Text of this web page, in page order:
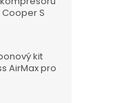
S
kit
AirMax pro